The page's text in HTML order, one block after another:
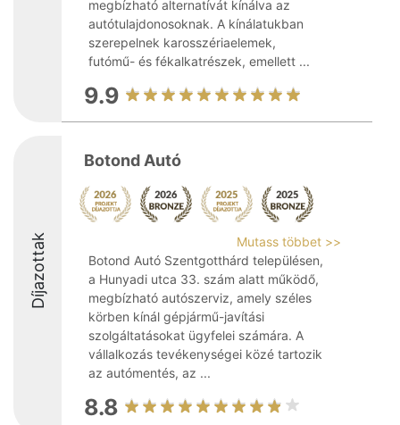
megbízható alternatívát kínálva az
autótulajdonosoknak. A kínálatukban
szerepelnek karosszériaelemek,
futómű- és fékalkatrészek, emellett ...
9.9
Díjazottak
Botond Autó
Mutass többet >>
Botond Autó Szentgotthárd településen,
a Hunyadi utca 33. szám alatt működő,
megbízható autószerviz, amely széles
körben kínál gépjármű-javítási
szolgáltatásokat ügyfelei számára. A
vállalkozás tevékenységei közé tartozik
az autómentés, az ...
8.8